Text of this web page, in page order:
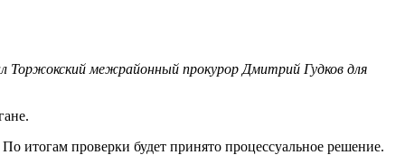
Торжокский межрайонный прокурор Дмитрий Гудков для
итогам проверки будет принято процессуальное решение.